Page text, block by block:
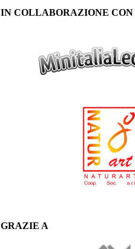
IN COLLABORAZIONE CON
GRAZIE A